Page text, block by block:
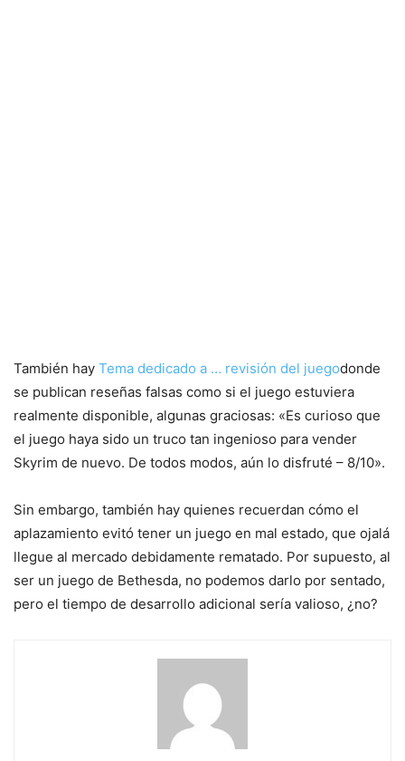
También hay Tema dedicado a … revisión del juegodonde
se publican reseñas falsas como si el juego estuviera
realmente disponible, algunas graciosas: «Es curioso que
el juego haya sido un truco tan ingenioso para vender
Skyrim de nuevo. De todos modos, aún lo disfruté – 8/10».
Sin embargo, también hay quienes recuerdan cómo el
aplazamiento evitó tener un juego en mal estado, que ojalá
llegue al mercado debidamente rematado. Por supuesto, al
ser un juego de Bethesda, no podemos darlo por sentado,
pero el tiempo de desarrollo adicional sería valioso, ¿no?